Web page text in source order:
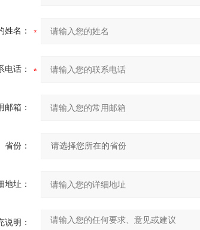
姓名：
电话：
邮箱：
省份：
地址：
说明：